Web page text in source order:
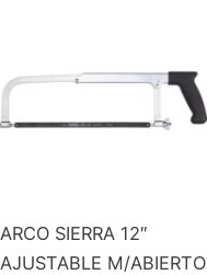
ARCO SIERRA 12″
AJUSTABLE M/ABIERTO